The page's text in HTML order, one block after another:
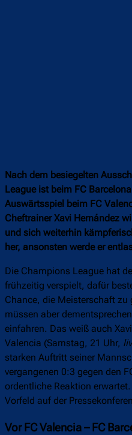
Nach dem besiegelten
League ist beim FC
Auswärtsspiel beim FC
Cheftrainer Xavi Hernández
und sich weiterhin
her, ansonsten werde er
Die Champions League hat
frühzeitig verspielt, dafür
Chance, die Meisterschaft zu
müssen aber
einfahren. Das weiß auch
Valencia (Samstag, 21 Uhr,
starken Auftritt seiner
vergangenen 0:3 gegen den
ordentliche Reaktion
Vorfeld auf der
Vor FC Valencia – FC